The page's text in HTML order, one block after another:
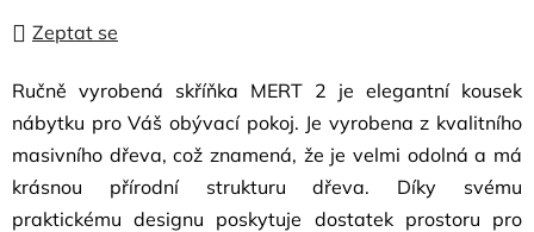
Ručně vyrobená skříňka MERT 2 je elegantní kousek
nábytku pro Váš obývací pokoj. Je vyrobena z kvalitního
masivního dřeva, což znamená, že je velmi odolná a má
krásnou přírodní strukturu dřeva. Díky svému
praktickému designu poskytuje dostatek prostoru pro
Zeptat se